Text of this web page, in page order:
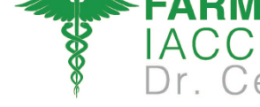
Iaccheri